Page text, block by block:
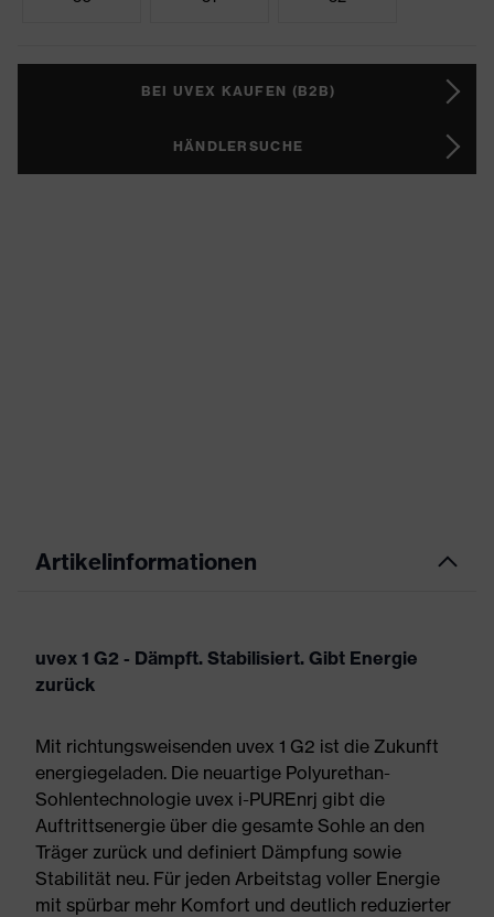
BEI UVEX KAUFEN (B2B)
HÄNDLERSUCHE
Artikelinformationen
uvex 1 G2 - Dämpft. Stabilisiert. Gibt Energie
zurück
Mit richtungsweisenden uvex 1 G2 ist die Zukunft
energiegeladen. Die neuartige Polyurethan-
Sohlentechnologie uvex i-PUREnrj gibt die
Auftrittsenergie über die gesamte Sohle an den
Träger zurück und definiert Dämpfung sowie
Stabilität neu. Für jeden Arbeitstag voller Energie
mit spürbar mehr Komfort und deutlich reduzierter